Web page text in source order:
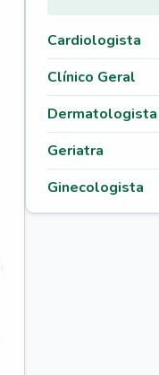
Cardiologista
Clínico Geral
Dermatologista
Geriatra
Ginecologista